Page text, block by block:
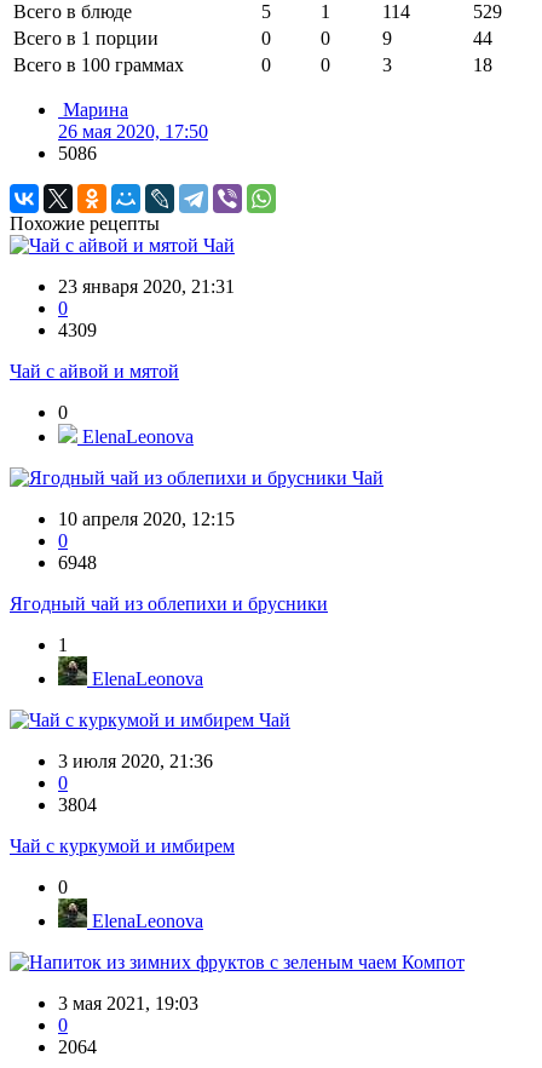
Всего в блюде
5 1 114
529
Всего в 1 порции
0 0 9
44
Всего в 100 граммах
0 0 3 18
Марина
26 мая 2020, 17:50
5086
Похожие рецепты
Чай
23 января 2020, 21:31
0
4309
Чай с айвой и мятой
0
ElenaLeonova
Чай
10 апреля 2020, 12:15
0
6948
Ягодный чай из облепихи и брусники
1
ElenaLeonova
Чай
3 июля 2020, 21:36
0
3804
Чай с куркумой и имбирем
0
ElenaLeonova
Компот
3 мая 2021, 19:03
0
2064